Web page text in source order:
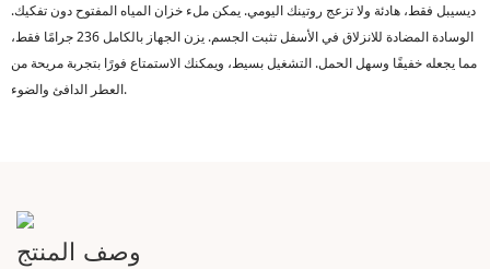
ديسيبل فقط، هادئة ولا تزعج روتينك اليومي. يمكن ملء خزان المياه المفتوح دون تفكيك.
الوسادة المضادة للانزلاق في الأسفل تثبت الجسم. يزن الجهاز بالكامل 236 جرامًا فقط،
مما يجعله خفيفًا وسهل الحمل. التشغيل بسيط، ويمكنك الاستمتاع فورًا بتجربة مريحة من
العطر الدافئ والضوء.
وصف المنتج